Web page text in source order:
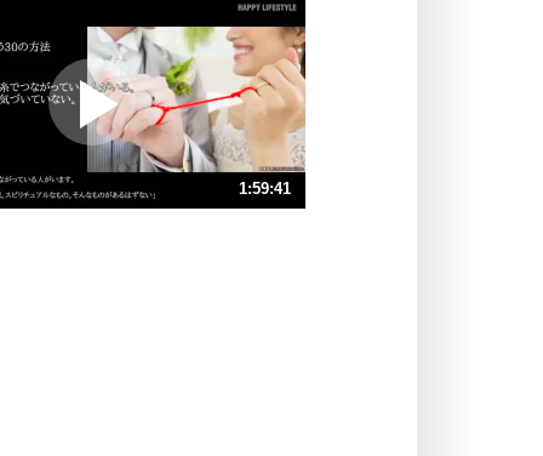
プラス思考
ポジティブになれない原因は、行動
しないから。
ポジティブ思考になる30の方法
ストレス対策
人生、なんとかなるもの。
1:59:41